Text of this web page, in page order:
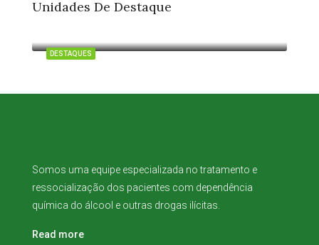
Unidades De Destaque
DESTAQUES
Somos uma equipe especializada no tratamento e
ressocialização dos pacientes com dependência
química do álcool e outras drogas ilícitas.
Read more